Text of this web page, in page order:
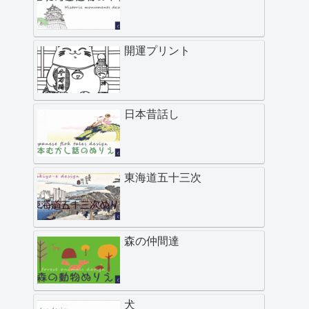
開運プリント
日本昔話し
東海道五十三次
森の仲間達
犬